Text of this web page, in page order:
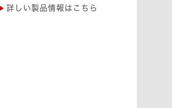
詳しい製品情報はこちら